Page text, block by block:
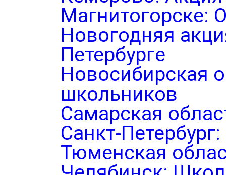
Магнитогорске:
Новогодняя
Петербурге
Новосибирская
школьников
Самарская
Санкт-
Тюменская